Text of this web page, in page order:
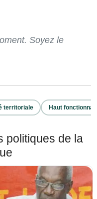
Soyez le
territoriale Haut
politiques de la